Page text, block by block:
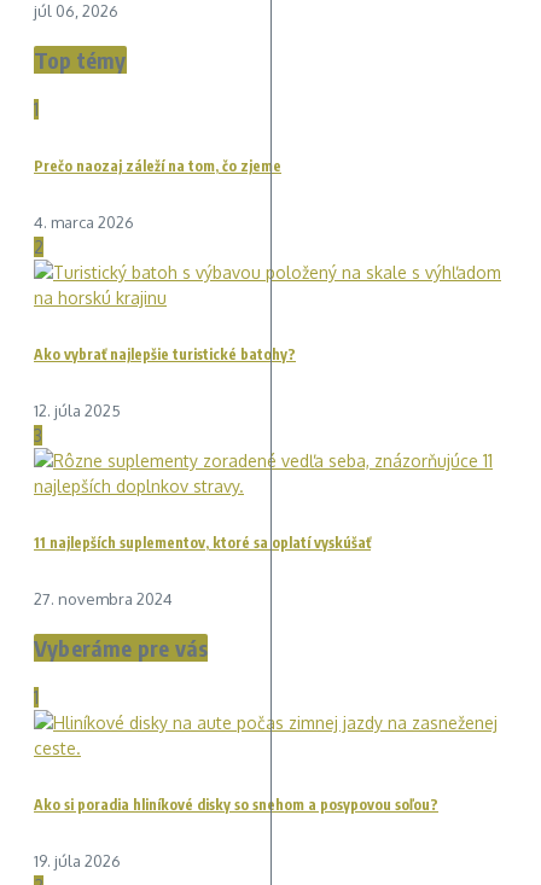
júl 06, 2026
Top témy
1
Prečo naozaj záleží na tom, čo zjeme
4. marca 2026
2
Ako vybrať najlepšie turistické batohy?
12. júla 2025
3
11 najlepších suplementov, ktoré sa oplatí vyskúšať
27. novembra 2024
Vyberáme pre vás
1
Ako si poradia hliníkové disky so snehom a posypovou soľou?
19. júla 2026